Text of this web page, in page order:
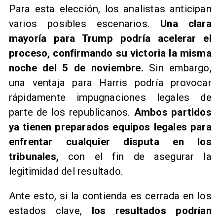
Para esta elección, los analistas anticipan
varios posibles escenarios. Una clara
mayoría para Trump podría acelerar el
proceso, confirmando su victoria la misma
noche del 5 de noviembre. Sin embargo,
una ventaja para Harris podría provocar
rápidamente impugnaciones legales de
parte de los republicanos. Ambos partidos
ya tienen preparados equipos legales para
enfrentar cualquier disputa en los
tribunales, con el fin de asegurar la
legitimidad del resultado.
Ante esto, si la contienda es cerrada en los
estados clave, los resultados podrían